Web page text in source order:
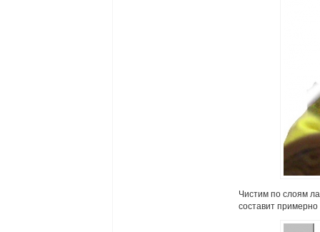
Чистим по слоям
составит примерно